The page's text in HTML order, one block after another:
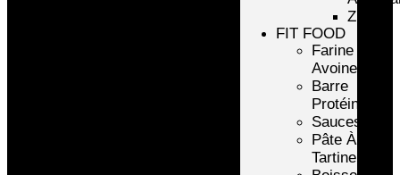
ZMA
FIT FOOD
Farine
Avoine/Riz
Barre
Protéinée
Sauces
Pâte À
Tartiner